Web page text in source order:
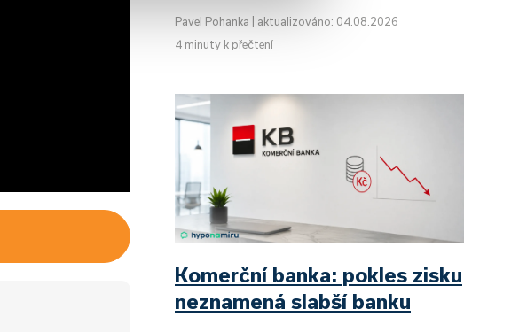
Pavel Pohanka
aktualizováno: 04.08.2026
4 minuty k přečtení
Komerční banka: pokles zisku
neznamená slabší banku